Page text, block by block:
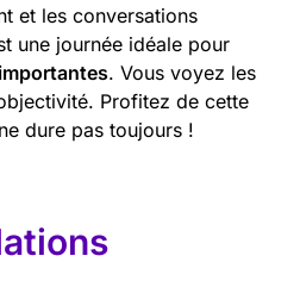
et les conversations
une journée idéale pour
. Vous voyez les
Profitez de cette
dure pas toujours !